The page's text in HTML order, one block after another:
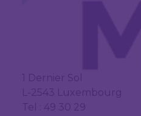
1 Dernier Sol
L-2543 Luxembourg
Tel : 49 30 29